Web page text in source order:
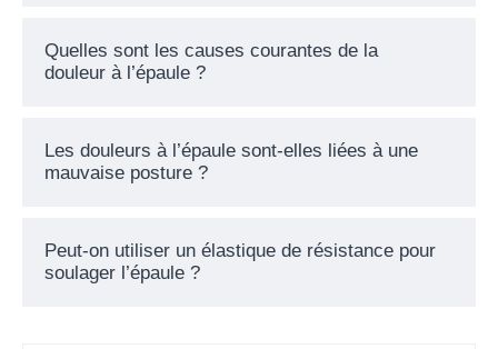
Quelles sont les causes courantes de la
douleur à l’épaule ?
Les douleurs à l’épaule sont-elles liées à une
mauvaise posture ?
Peut-on utiliser un élastique de résistance pour
soulager l’épaule ?